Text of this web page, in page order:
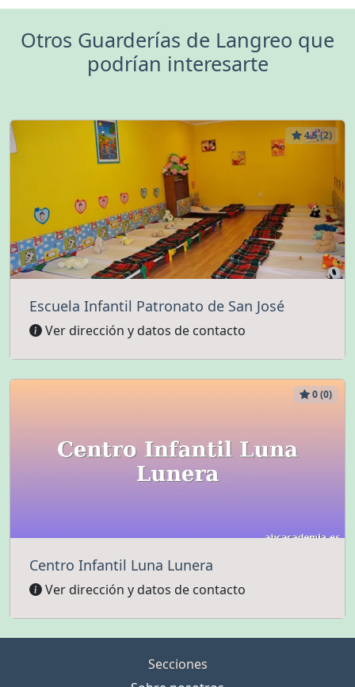
Otros Guarderías de Langreo que
podrían interesarte
4.5 (2)
Escuela Infantil Patronato de San José
Ver dirección y datos de contacto
0 (0)
Centro Infantil Luna Lunera
Ver dirección y datos de contacto
Secciones